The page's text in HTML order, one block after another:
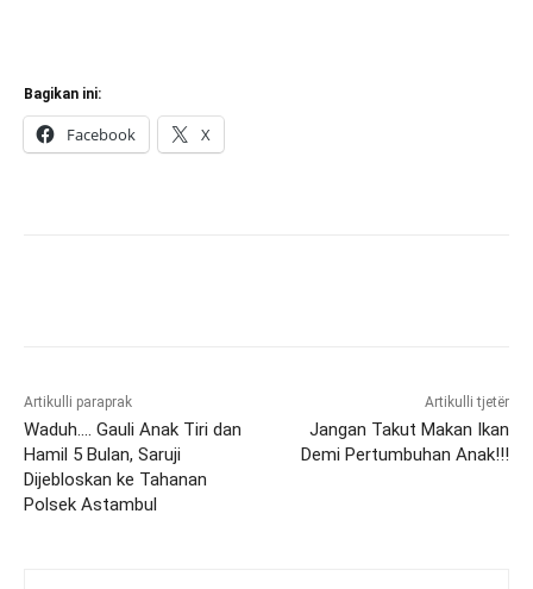
Bagikan ini:
Facebook X
Artikulli paraprak
Waduh…. Gauli Anak Tiri dan
Hamil 5 Bulan, Saruji
Dijebloskan ke Tahanan
Polsek Astambul
Artikulli tjetër
Jangan Takut Makan Ikan
Demi Pertumbuhan Anak!!!